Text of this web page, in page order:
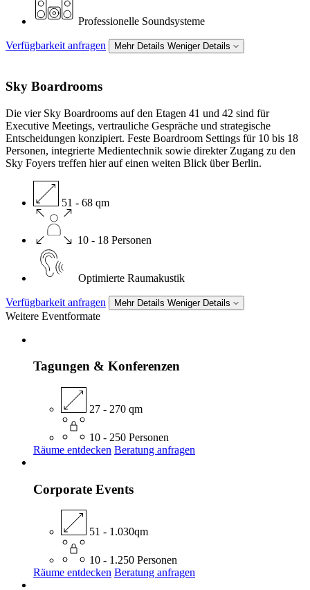
Professionelle Soundsysteme
Verfügbarkeit anfragen Mehr Details Weniger Details
Sky Boardrooms
Die vier Sky Boardrooms auf den Etagen 41 und 42 sind für
Executive Meetings, vertrauliche Gespräche und strategische
Entscheidungen konzipiert. Feste Boardroom Settings für 10 bis 18
Personen, integrierte Medientechnik sowie direkter Zugang zu den
Sky Foyers treffen hier auf einen weiten Blick über Berlin.
51 - 68 qm
10 - 18 Personen
Optimierte Raumakustik
Verfügbarkeit anfragen Mehr Details Weniger Details
Weitere Eventformate
Tagungen & Konferenzen
27 - 270 qm
10 - 250 Personen
Räume entdecken Beratung anfragen
Corporate Events
51 - 1.030qm
10 - 1.250 Personen
Räume entdecken Beratung anfragen